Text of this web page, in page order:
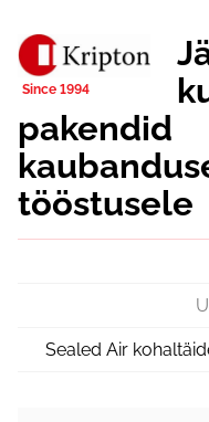
pakendid
tööstusele
Sealed Air